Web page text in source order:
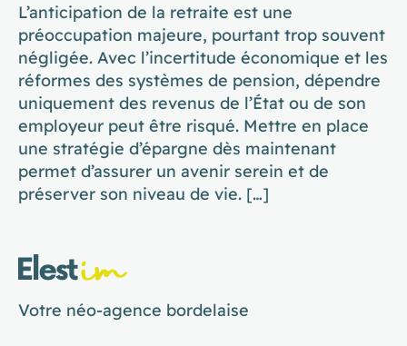
L’anticipation de la retraite est une
préoccupation majeure, pourtant trop souvent
négligée. Avec l’incertitude économique et les
réformes des systèmes de pension, dépendre
uniquement des revenus de l’État ou de son
employeur peut être risqué. Mettre en place
une stratégie d’épargne dès maintenant
permet d’assurer un avenir serein et de
préserver son niveau de vie. […]
Votre néo-agence bordelaise